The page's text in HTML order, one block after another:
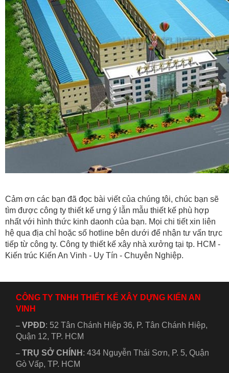
Cảm ơn các bạn đã đọc bài viết của chúng tôi, chúc bạn sẽ
tìm được công ty thiết kế ưng ý lẫn mẫu thiết kế phù hợp
nhất với hình thức kinh daonh của bạn. Mọi chi tiết xin liên
hệ qua địa chỉ hoặc số hotline bên dưới để nhận tư vấn trực
tiếp từ công ty. Công ty thiết kế xây nhà xưởng tại tp. HCM -
Kiến trúc Kiến An Vinh - Uy Tín - Chuyên Nghiệp.
CÔNG TY TNHH THIẾT KẾ XÂY DỰNG KIẾN AN
VINH
–VPĐD: 52 Tân Chánh Hiệp 36, P. Tân Chánh Hiệp,
Quận 12, TP. HCM
– TRỤ SỞ CHÍNH :434 Nguyễn Thái Sơn, P. 5, Quận
Gò Vấp, TP. HCM